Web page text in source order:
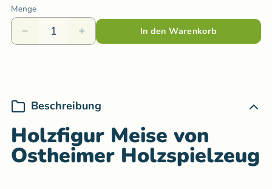
Menge
In den Warenkorb
Beschreibung
Holzfigur Meise von
Ostheimer Holzspielzeug